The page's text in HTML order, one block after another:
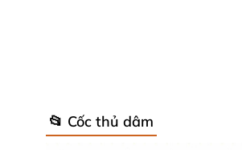
📂 Cốc thủ dâm